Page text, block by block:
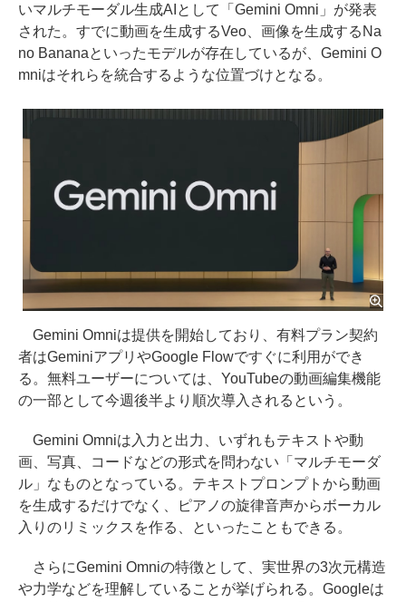
いマルチモーダル生成AIとして「Gemini Omni」が発表
された。すでに動画を生成するVeo、画像を生成するNa
no Bananaといったモデルが存在しているが、Gemini O
mniはそれらを統合するような位置づけとなる。
Gemini Omniは提供を開始しており、有料プラン契約
者はGeminiアプリやGoogle Flowですぐに利用ができ
る。無料ユーザーについては、YouTubeの動画編集機能
の一部として今週後半より順次導入されるという。
Gemini Omniは入力と出力、いずれもテキストや動
画、写真、コードなどの形式を問わない「マルチモーダ
ル」なものとなっている。テキストプロンプトから動画
を生成するだけでなく、ピアノの旋律音声からボーカル
入りのリミックスを作る、といったこともできる。
さらにGemini Omniの特徴として、実世界の3次元構造
や力学などを理解していることが挙げられる。Googleは